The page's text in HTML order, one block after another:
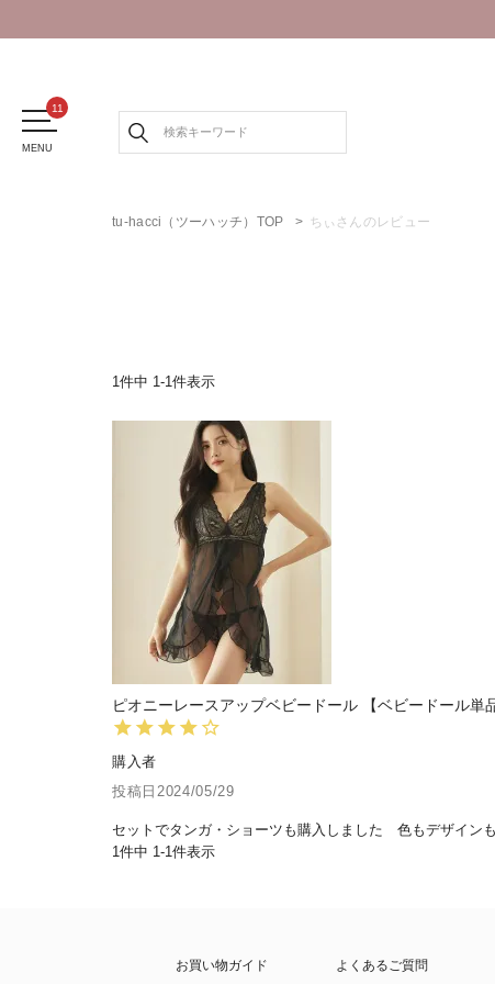
MENU
tu-hacci（ツーハッチ）TOP ちぃさんのレビュー
1件中 1-1件表示
ピオニーレースアップベビードール 【ベビードール単品
購入者
投稿日 2024/05/29
セットでタンガ・ショーツも購入しました　色もデザイン
1件中 1-1件表示
お買い物ガイド よくあるご質問